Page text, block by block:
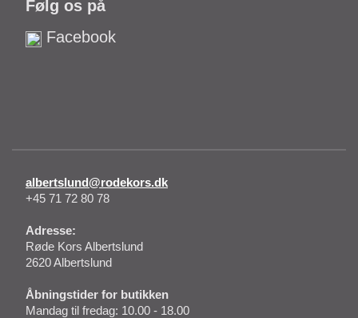
Følg os på
Facebook
albertslund@rodekors.dk
+45 71 72 80 78
Adresse:
Røde Kors Albertslund
2620 Albertslund
Åbningstider for butikken
Mandag til fredag: 10.00 - 18.00